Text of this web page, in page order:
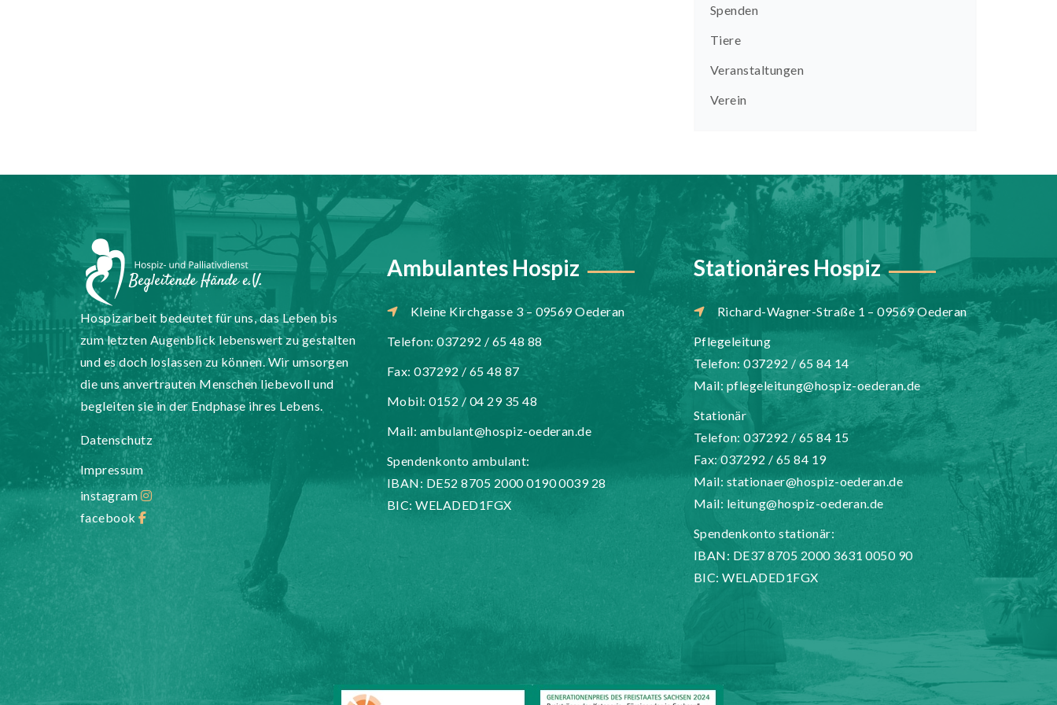
Spenden
Tiere
Veranstaltungen
Verein
Hospizarbeit bedeutet für uns, das Leben bis
zum letzten Augenblick lebenswert zu gestalten
und es doch loslassen zu können. Wir umsorgen
die uns anvertrauten Menschen liebevoll und
begleiten sie in der Endphase ihres Lebens.
Datenschutz
Impressum
instagram
facebook
Ambulantes Hospiz
Kleine Kirchgasse 3 – 09569 Oederan
Telefon: 037292 / 65 48 88
Fax: 037292 / 65 48 87
Mobil: 0152 / 04 29 35 48
Mail: ambulant@hospiz-oederan.de
Spendenkonto ambulant:
IBAN: DE52 8705 2000 0190 0039 28
BIC: WELADED1FGX
Stationäres Hospiz
Richard-Wagner-Straße 1 – 09569 Oederan
Pflegeleitung
Telefon: 037292 / 65 84 14
Mail: pflegeleitung@hospiz-oederan.de
Stationär
Telefon: 037292 / 65 84 15
Fax: 037292 / 65 84 19
Mail: stationaer@hospiz-oederan.de
Mail: leitung@hospiz-oederan.de
Spendenkonto stationär:
IBAN: DE37 8705 2000 3631 0050 90
BIC: WELADED1FGX